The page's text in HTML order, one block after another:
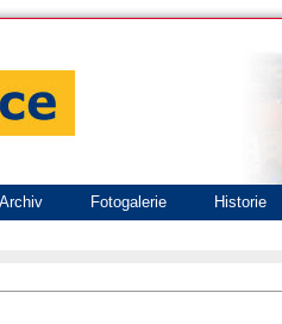
Archiv Fotogalerie Historie